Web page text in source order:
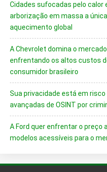
Cidades sufocadas pelo
arborização em massa a
aquecimento global
A Chevrolet domina o
enfrentando os altos custos
consumidor brasileiro
Sua privacidade está em
avançadas de OSINT por
A Ford quer enfrentar o preço
modelos acessíveis para o